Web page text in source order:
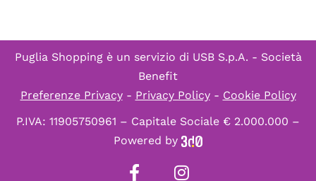
Puglia Shopping è un servizio di USB S.p.A. - Società
Benefit
Preferenze Privacy- Privacy Policy- Cookie Policy
P.IVA: 11905750961 – Capitale Sociale € 2.000.000 –
Powered by